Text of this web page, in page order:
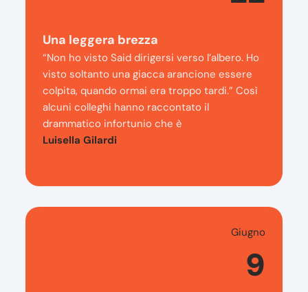
Una leggera brezza
“Non ho visto Said dirigersi verso l’albero. Ho
visto soltanto una giacca arancione essere
colpita, quando ormai era troppo tardi.” Così
alcuni colleghi hanno raccontato il
drammatico infortunio che è
Luisella Gilardi
Giugno
9